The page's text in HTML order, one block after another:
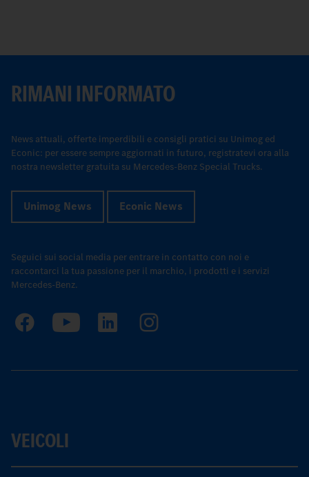
RIMANI INFORMATO
News attuali, offerte imperdibili e consigli pratici su Unimog ed
Econic: per essere sempre aggiornati in futuro, registratevi ora alla
nostra newsletter gratuita su Mercedes-Benz Special Trucks.
Unimog News Econic News
Seguici sui social media per entrare in contatto con noi e
raccontarci la tua passione per il marchio, i prodotti e i servizi
Mercedes-Benz.
VEICOLI